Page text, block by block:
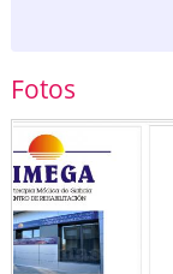
Fotos